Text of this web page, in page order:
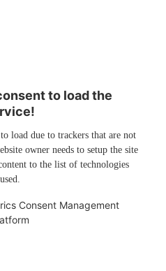
to load the
load due to trackers that are not
owner needs to setup the site
to the list of technologies
used.
Consent Management